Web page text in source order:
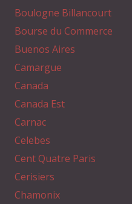
Boulogne Billancourt
Bourse du Commerce
Buenos Aires
Camargue
Canada
Canada Est
Carnac
Celebes
Cent Quatre Paris
Cerisiers
Chamonix